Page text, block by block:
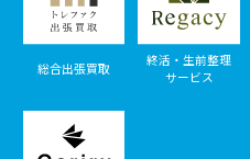
総合出張買取
終活・生前整理
サービス